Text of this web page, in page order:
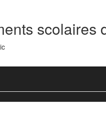
scolaires